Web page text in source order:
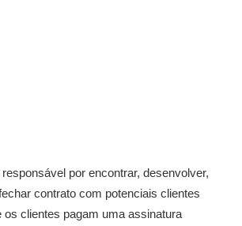
por encontrar, desenvolver,
contrato com potenciais clientes
os clientes pagam uma assinatura